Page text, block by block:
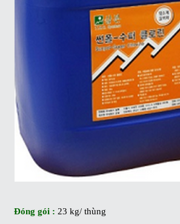
Đóng gói : 23 kg/ thùng